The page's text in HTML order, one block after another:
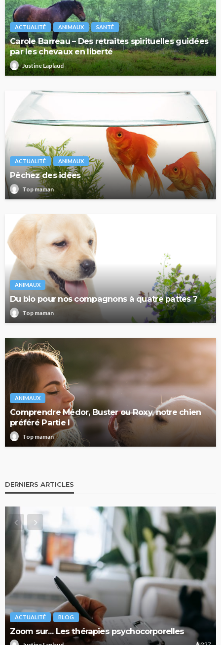
ACTUALITÉ ANIMAUX SANTÉ
Carole Barreau – Des retraites spirituelles guidées
par les chevaux en liberté
Justine Laplaud
ACTUALITÉ ANIMAUX
Pêchez des idées
Top maman
ANIMAUX
Du bio pour nos compagnons à quatre pattes ?
Top maman
ANIMAUX
Comprendre Médor, Buster ou Roxy, notre chien
préféré Partie I
Top maman
DERNIERS ARTICLES
ACTUALITÉ BLOG
Zoom sur… Les thérapies psychocorporelles